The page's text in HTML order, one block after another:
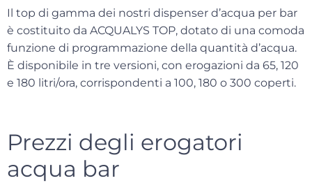
Il top di gamma dei nostri dispenser d’acqua per bar
è costituito da ACQUALYS TOP, dotato di una comoda
funzione di programmazione della quantità d’acqua.
È disponibile in tre versioni, con erogazioni da 65, 120
e 180 litri/ora, corrispondenti a 100, 180 o 300 coperti.
Prezzi degli erogatori
acqua bar